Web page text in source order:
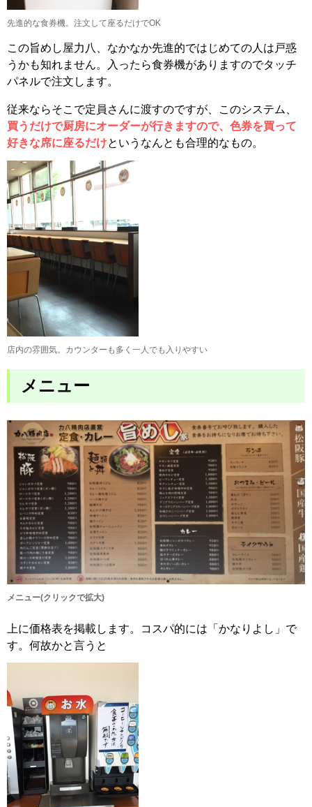
先進的な食券機。注文して座るだけでOK
この旨めし屋力八、なかなか先進的ではじめての人は戸惑
うかも知れません。入ったら食券機がありますのでタッチ
パネルで注文します。
従来ならそこで定員さんに渡すのですが、このシステム、
買うだけで厨房にオーダーが行きますので、色券を買って
好きな席に座るだけというなんとも合理的なもの。
店内の雰囲気。カウンターも多く一人でも入りやすい
メニュー
メニュー(クリックで拡大)
上に価格表を掲載します。コスパ的には「かなりよし」で
す。何故かと言うと